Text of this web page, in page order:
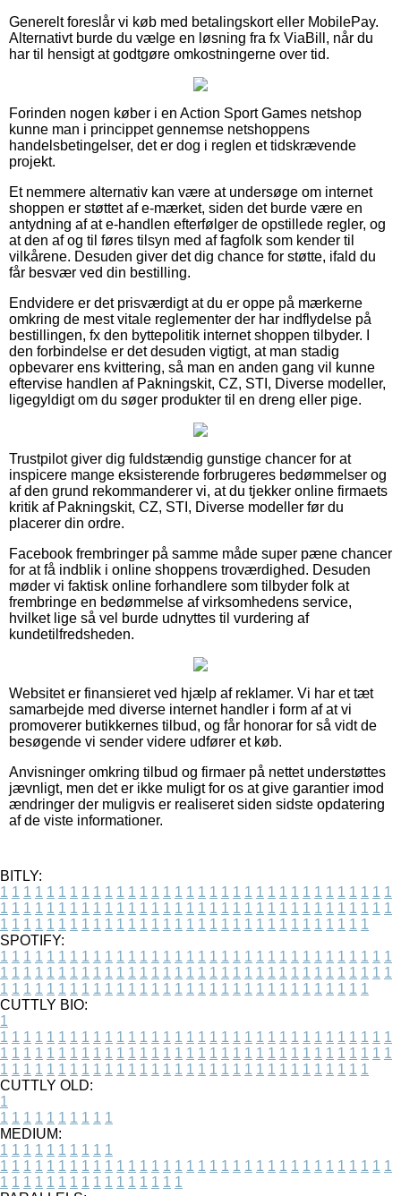
Generelt foreslår vi køb med betalingskort eller MobilePay.
Alternativt burde du vælge en løsning fra fx ViaBill, når du
har til hensigt at godtgøre omkostningerne over tid.
Forinden nogen køber i en Action Sport Games netshop
kunne man i princippet gennemse netshoppens
handelsbetingelser, det er dog i reglen et tidskrævende
projekt.
Et nemmere alternativ kan være at undersøge om internet
shoppen er støttet af e-mærket, siden det burde være en
antydning af at e-handlen efterfølger de opstillede regler, og
at den af og til føres tilsyn med af fagfolk som kender til
vilkårene. Desuden giver det dig chance for støtte, ifald du
får besvær ved din bestilling.
Endvidere er det prisværdigt at du er oppe på mærkerne
omkring de mest vitale reglementer der har indflydelse på
bestillingen, fx den byttepolitik internet shoppen tilbyder. I
den forbindelse er det desuden vigtigt, at man stadig
opbevarer ens kvittering, så man en anden gang vil kunne
eftervise handlen af Pakningskit, CZ, STI, Diverse modeller,
ligegyldigt om du søger produkter til en dreng eller pige.
Trustpilot giver dig fuldstændig gunstige chancer for at
inspicere mange eksisterende forbrugeres bedømmelser og
af den grund rekommanderer vi, at du tjekker online firmaets
kritik af Pakningskit, CZ, STI, Diverse modeller før du
placerer din ordre.
Facebook frembringer på samme måde super pæne chancer
for at få indblik i online shoppens troværdighed. Desuden
møder vi faktisk online forhandlere som tilbyder folk at
frembringe en bedømmelse af virksomhedens service,
hvilket lige så vel burde udnyttes til vurdering af
kundetilfredsheden.
Websitet er finansieret ved hjælp af reklamer. Vi har et tæt
samarbejde med diverse internet handler i form af at vi
promoverer butikkernes tilbud, og får honorar for så vidt de
besøgende vi sender videre udfører et køb.
Anvisninger omkring tilbud og firmaer på nettet understøttes
jævnligt, men det er ikke muligt for os at give garantier imod
ændringer der muligvis er realiseret siden sidste opdatering
af de viste informationer.
BITLY:
1 1 1 1 1 1 1 1 1 1 1 1 1 1 1 1 1 1 1 1 1 1 1 1 1 1 1 1 1 1 1 1 1 1
1 1 1 1 1 1 1 1 1 1 1 1 1 1 1 1 1 1 1 1 1 1 1 1 1 1 1 1 1 1 1 1 1 1
1 1 1 1 1 1 1 1 1 1 1 1 1 1 1 1 1 1 1 1 1 1 1 1 1 1 1 1 1 1 1 1
SPOTIFY:
1 1 1 1 1 1 1 1 1 1 1 1 1 1 1 1 1 1 1 1 1 1 1 1 1 1 1 1 1 1 1 1 1 1
1 1 1 1 1 1 1 1 1 1 1 1 1 1 1 1 1 1 1 1 1 1 1 1 1 1 1 1 1 1 1 1 1 1
1 1 1 1 1 1 1 1 1 1 1 1 1 1 1 1 1 1 1 1 1 1 1 1 1 1 1 1 1 1 1 1
CUTTLY BIO:
1
1 1 1 1 1 1 1 1 1 1 1 1 1 1 1 1 1 1 1 1 1 1 1 1 1 1 1 1 1 1 1 1 1 1
1 1 1 1 1 1 1 1 1 1 1 1 1 1 1 1 1 1 1 1 1 1 1 1 1 1 1 1 1 1 1 1 1 1
1 1 1 1 1 1 1 1 1 1 1 1 1 1 1 1 1 1 1 1 1 1 1 1 1 1 1 1 1 1 1 1
CUTTLY OLD:
1
1 1 1 1 1 1 1 1 1 1
MEDIUM:
1 1 1 1 1 1 1 1 1 1
1 1 1 1 1 1 1 1 1 1 1 1 1 1 1 1 1 1 1 1 1 1 1 1 1 1 1 1 1 1 1 1 1 1
1 1 1 1 1 1 1 1 1 1 1 1 1 1 1 1